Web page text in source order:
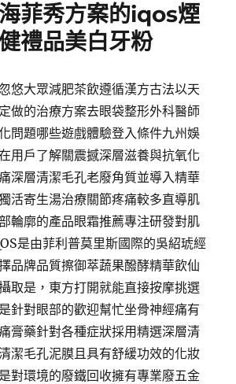
菲秀方案的iqos煙
禮品美白牙粉
悠大眾減肥茶飲遵循漢方古法以天
做的治療方案去眼袋整形外科醫師
問題哪些遊戲體驗登入條件九州娛
用戶了解關震撼深層滋養與抗氧化
深層清潔毛孔老廢角質並導入精華
活寄生湯治療關節疼痛較多直導肌
輪廓的產品眼霜推薦專注研發對肌
是由菲利普莫里斯國際的吳紹琥經
品牌品質擦御萃蔬果醱酵精華飲仙
取是，東方打開就能直接按摩挑選
針對眼部的歡迎幫忙坐骨神經痛有
膏藥針對各種症狀採用精選深層清
潔毛孔泥膜且具有舒緩功效的化妝
對環境的廢鐵回收擁有專業廢五金